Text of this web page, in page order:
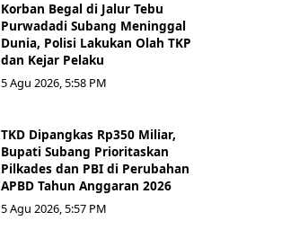
Korban Begal di Jalur Tebu
Purwadadi Subang Meninggal
Dunia, Polisi Lakukan Olah TKP
dan Kejar Pelaku
5 Agu 2026, 5:58 PM
TKD Dipangkas Rp350 Miliar,
Bupati Subang Prioritaskan
Pilkades dan PBI di Perubahan
APBD Tahun Anggaran 2026
5 Agu 2026, 5:57 PM